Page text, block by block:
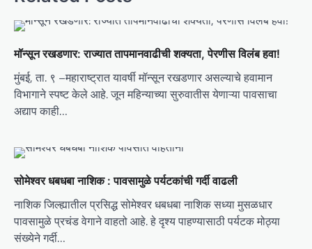
a
v
i
g
a
t
o
n
मॉन्सून रखडणार: राज्यात तापमानवाढीची शक्यता, पेरणीस विलंब हवा!
मुंबई, ता. ९ –महाराष्ट्रात यावर्षी मॉन्सून रखडणार असल्याचे हवामान
विभागाने स्पष्ट केले आहे. जून महिन्याच्या सुरुवातीस येणाऱ्या पावसाचा
अद्याप काही…
सोमेश्वर धबधबा नाशिक : पावसामुळे पर्यटकांची गर्दी वाढली
नाशिक जिल्ह्यातील प्रसिद्ध सोमेश्वर धबधबा नाशिक सध्या मुसळधार
पावसामुळे प्रचंड वेगाने वाहतो आहे. हे दृश्य पाहण्यासाठी पर्यटक मोठ्या
संख्येने गर्दी…